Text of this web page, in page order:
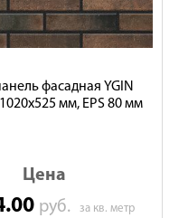
фасадная YGIN
1020х525 мм, EPS 80 мм
Цена
руб.за кв. метр